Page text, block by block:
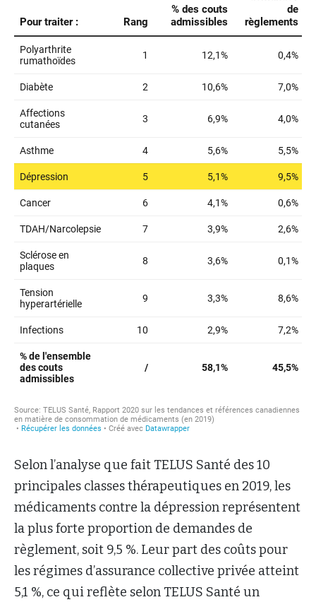
Selon l’analyse que fait TELUS Santé des 10
principales classes thérapeutiques en 2019, les
médicaments contre la dépression représentent
la plus forte proportion de demandes de
règlement, soit 9,5 %. Leur part des coûts pour
les régimes d’assurance collective privée atteint
5,1 %, ce qui reflète selon TELUS Santé un